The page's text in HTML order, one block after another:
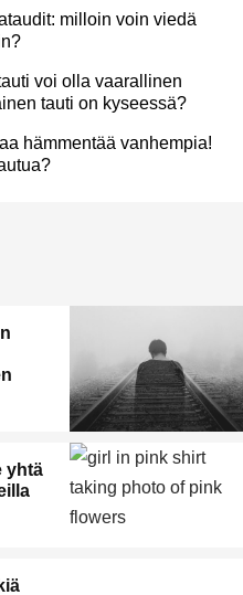
milloin voin viedä
voi olla vaarallinen
tauti on kyseessä?
hämmentää vanhempia!
yhtä